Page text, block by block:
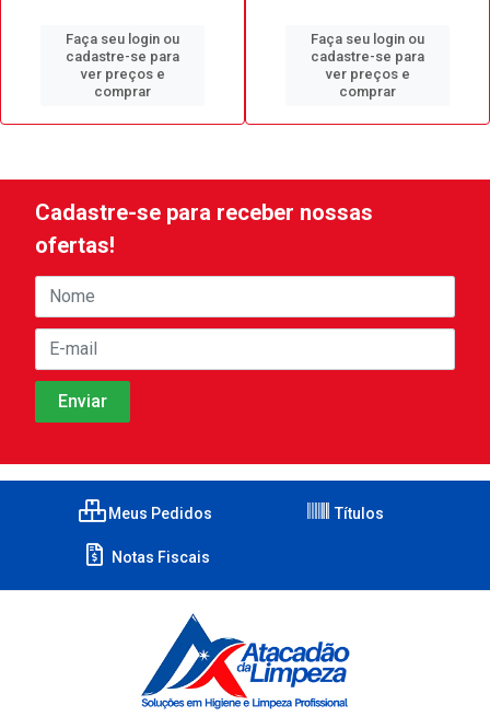
Faça seu login ou
cadastre-se para
ver preços e
comprar
Faça seu login ou
cadastre-se para
ver preços e
comprar
Cadastre-se para receber nossas
ofertas!
Meus Pedidos Títulos
Notas Fiscais